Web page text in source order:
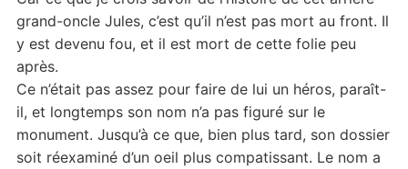
grand-oncle Jules, c’est qu’il n’est pas mort au front. Il
y est devenu fou, et il est mort de cette folie peu
après.
Ce n’était pas assez pour faire de lui un héros, paraît-
il, et longtemps son nom n’a pas figuré sur le
monument. Jusqu’à ce que, bien plus tard, son dossier
soit réexaminé d’un oeil plus compatissant. Le nom a